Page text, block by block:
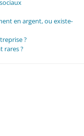
en argent, ou existe-
?
rares ?